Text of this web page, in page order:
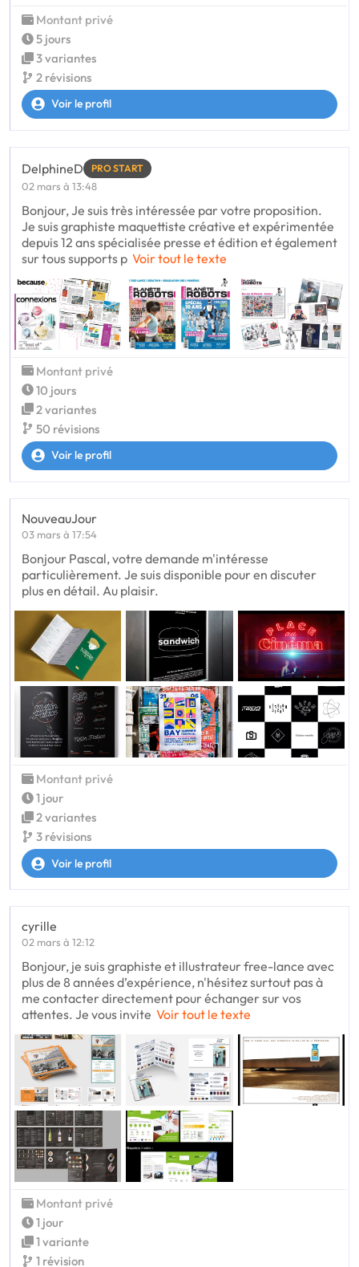
Montant privé
5 jours
3 variantes
2 révisions
Voir le profil
DelphineD PRO START
02 mars à 13:48
Bonjour, Je suis très intéressée par votre proposition.
Je suis graphiste maquettiste créative et expérimentée
depuis 12 ans spécialisée presse et édition et également
sur tous supports p Voir tout le texte
Montant privé
10 jours
2 variantes
50 révisions
Voir le profil
NouveauJour
03 mars à 17:54
Bonjour Pascal, votre demande m'intéresse
particulièrement. Je suis disponible pour en discuter
plus en détail. Au plaisir.
Montant privé
1 jour
2 variantes
3 révisions
Voir le profil
cyrille
02 mars à 12:12
Bonjour, je suis graphiste et illustrateur free-lance avec
plus de 8 années d’expérience, n'hésitez surtout pas à
me contacter directement pour échanger sur vos
attentes. Je vous invite Voir tout le texte
Montant privé
1 jour
1 variante
1 révision